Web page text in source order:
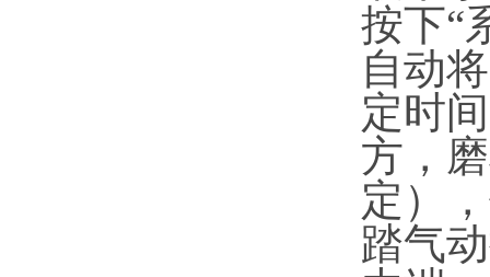
按下“
自动
定时
方，
定）
踏气